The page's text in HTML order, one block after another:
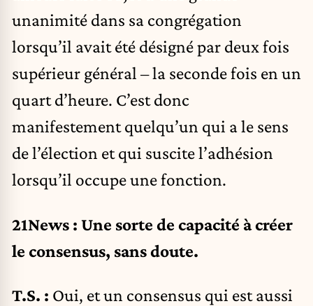
unanimité dans sa congrégation
lorsqu’il avait été désigné par deux fois
supérieur général – la seconde fois en un
quart d’heure. C’est donc
manifestement quelqu’un qui a le sens
de l’élection et qui suscite l’adhésion
lorsqu’il occupe une fonction.
21News : Une sorte de capacité à créer
le consensus, sans doute.
T.S. : Oui, et un consensus qui est aussi